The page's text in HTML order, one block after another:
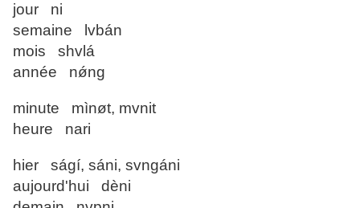
jour ni
semaine lvbán
mois shvlá
année nǿng
minute mìnøt, mvnit
heure nari
hier ságí, sáni, svngáni
aujourd'hui dèni